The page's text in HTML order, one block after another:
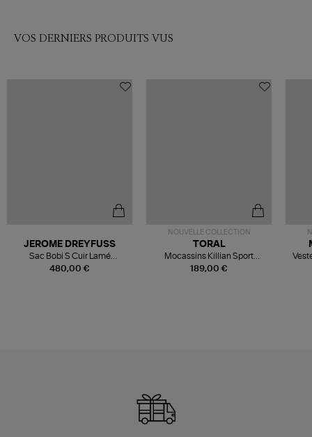
VOS DERNIERS PRODUITS VUS
480,00 €
JEROME DREYFUSS
Sac Bobi S Cuir Lamé
Champagne
NOUVELLE COLLECTION
189,00 €
TORAL
Mocassins Killian Sport
Mousse